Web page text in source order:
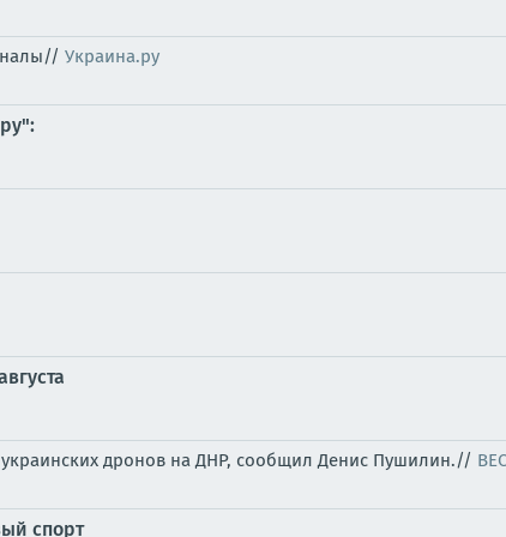
Украина.ру
украинских дронов на ДНР, сообщил Денис Пушилин.//
спорт